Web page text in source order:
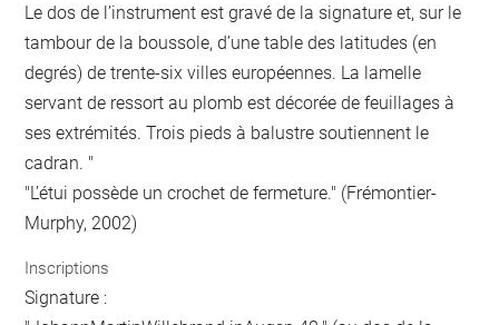
Le dos de l’instrument est gravé de la signature et, sur le
tambour de la boussole, d’une table des latitudes (en
degrés) de trente-six villes européennes. La lamelle
servant de ressort au plomb est décorée de feuillages à
ses extrémités. Trois pieds à balustre soutiennent le
cadran. "
"L’étui possède un crochet de fermeture." (Frémontier-
Murphy, 2002)
Inscriptions
Signature :